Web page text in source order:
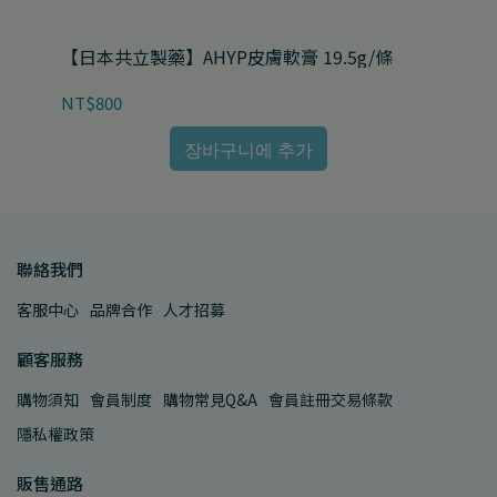
【日本共立製藥】AHYP皮膚軟膏 19.5g/條
NT$800
장바구니에 추가
聯絡我們
客服中心 品牌合作 人才招募
顧客服務
購物須知 會員制度 購物常見Q&A 會員註冊交易條款
隱私權政策
販售通路